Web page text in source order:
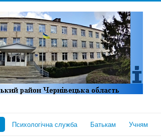
Психологічна служба Батькам Учням